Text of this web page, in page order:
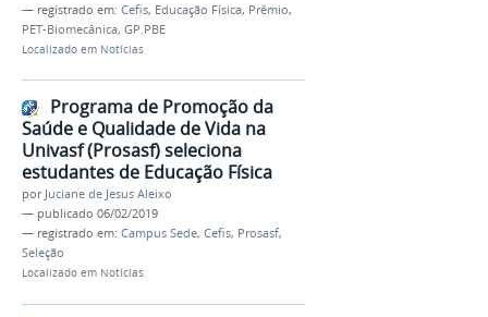
— registrado em: Cefis, Educação Física, Prêmio,
PET-Biomecânica, GP.PBE
Localizado em Notícias
Programa de Promoção da
Saúde e Qualidade de Vida na
Univasf (Prosasf) seleciona
estudantes de Educação Física
por Juciane de Jesus Aleixo
— publicado 06/02/2019
— registrado em: Campus Sede, Cefis, Prosasf,
Seleção
Localizado em Notícias